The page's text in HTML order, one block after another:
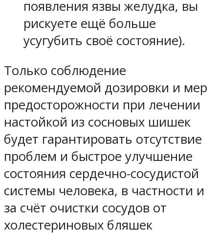
появления язвы желудка, вы
рискуете ещё больше
усугубить своё состояние).
Только соблюдение
рекомендуемой дозировки и мер
предосторожности при лечении
настойкой из сосновых шишек
будет гарантировать отсутствие
проблем и быстрое улучшение
состояния сердечно-сосудистой
системы человека, в частности и
за счёт очистки сосудов от
холестериновых бляшек